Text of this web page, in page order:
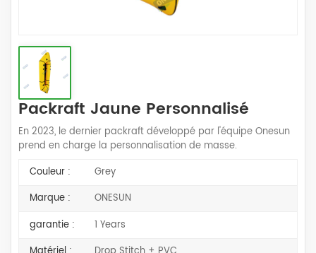
Packraft Jaune Personnalisé
En 2023, le dernier packraft développé par l'équipe Onesun
prend en charge la personnalisation de masse.
Couleur :
Grey
Marque :
ONESUN
garantie :
1 Years